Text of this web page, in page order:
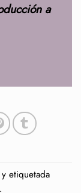
a
etiquetada